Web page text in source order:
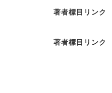
著者標目リンク
著者標目リンク